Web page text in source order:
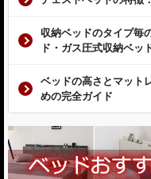
収納ベッドのタイプ毎
ド・ガス圧式収納ベッド
ベッドの高さとマット
めの完全ガイド